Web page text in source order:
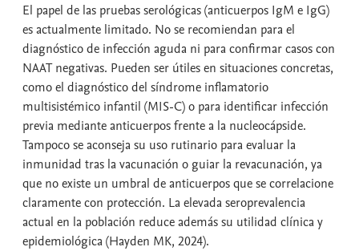
El papel de las pruebas serológicas (anticuerpos IgM e IgG)
es actualmente limitado. No se recomiendan para el
diagnóstico de infección aguda ni para confirmar casos con
NAAT negativas. Pueden ser útiles en situaciones concretas,
como el diagnóstico del síndrome inflamatorio
multisistémico infantil (MIS-C) o para identificar infección
previa mediante anticuerpos frente a la nucleocápside.
Tampoco se aconseja su uso rutinario para evaluar la
inmunidad tras la vacunación o guiar la revacunación, ya
que no existe un umbral de anticuerpos que se correlacione
claramente con protección. La elevada seroprevalencia
actual en la población reduce además su utilidad clínica y
epidemiológica (Hayden MK, 2024).